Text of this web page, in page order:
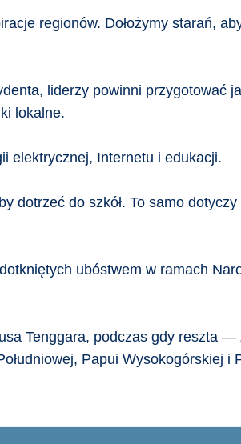
regionów. Dołożymy starań,
liderzy powinni przygotować
lokalne.
elektrycznej, Internetu i edukacji.
dotrzeć do szkół. To samo
ubóstwem w ramach
Tenggara, podczas gdy reszta
Papui Wysokogórskiej i